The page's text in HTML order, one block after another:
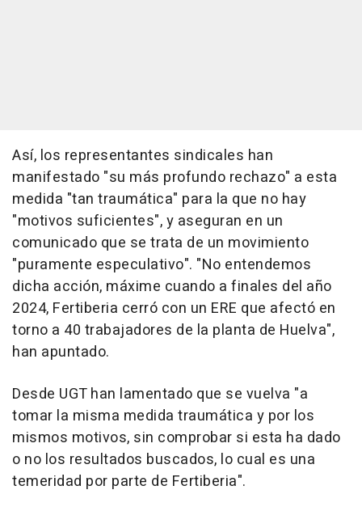
Así, los representantes sindicales han
manifestado "su más profundo rechazo" a esta
medida "tan traumática" para la que no hay
"motivos suficientes", y aseguran en un
comunicado que se trata de un movimiento
"puramente especulativo". "No entendemos
dicha acción, máxime cuando a finales del año
2024, Fertiberia cerró con un ERE que afectó en
torno a 40 trabajadores de la planta de Huelva",
han apuntado.
Desde UGT han lamentado que se vuelva "a
tomar la misma medida traumática y por los
mismos motivos, sin comprobar si esta ha dado
o no los resultados buscados, lo cual es una
temeridad por parte de Fertiberia".